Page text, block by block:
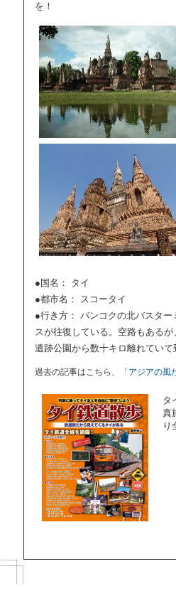
を！
●国名： タイ
●都市名： スコータイ
●行き方： バンコクの北バスタ
スが往復している。空路もある
遺跡公園から数十キロ離れていて
過去の記事はこちら、 「アジアの
タ
真
り